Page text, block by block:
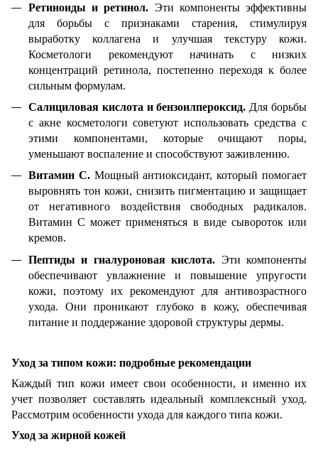
Ретиноиды и ретинол. Эти компоненты эффективны
для борьбы с признаками старения, стимулируя
выработку коллагена и улучшая текстуру кожи.
Косметологи рекомендуют начинать с низких
концентраций ретинола, постепенно переходя к более
сильным формулам.
Салициловая кислота и бензоилпероксид. Для борьбы
с акне косметологи советуют использовать средства с
этими компонентами, которые очищают поры,
уменьшают воспаление и способствуют заживлению.
Витамин С. Мощный антиоксидант, который помогает
выровнять тон кожи, снизить пигментацию и защищает
от негативного воздействия свободных радикалов.
Витамин С может применяться в виде сывороток или
кремов.
Пептиды и гиалуроновая кислота. Эти компоненты
обеспечивают увлажнение и повышение упругости
кожи, поэтому их рекомендуют для антивозрастного
ухода. Они проникают глубоко в кожу, обеспечивая
питание и поддержание здоровой структуры дермы.
Уход за типом кожи: подробные рекомендации
Каждый тип кожи имеет свои особенности, и именно их
учет позволяет составлять идеальный комплексный уход.
Рассмотрим особенности ухода для каждого типа кожи.
Уход за жирной кожей